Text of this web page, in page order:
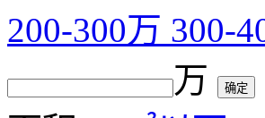
200-300万 300-
万
确定